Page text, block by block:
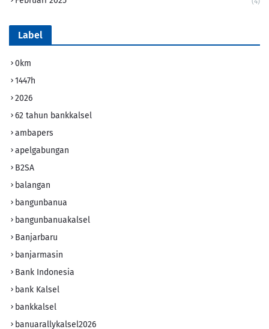
Label
0km
1447h
2026
62 tahun bankkalsel
ambapers
apelgabungan
B2SA
balangan
bangunbanua
bangunbanuakalsel
Banjarbaru
banjarmasin
Bank Indonesia
bank Kalsel
bankkalsel
banuarallykalsel2026